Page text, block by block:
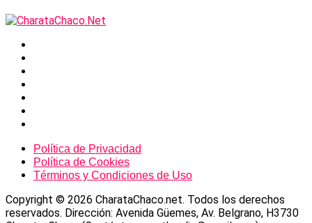
Política de Privacidad
Política de Cookies
Términos y Condiciones de Uso
Copyright © 2026 CharataChaco.net. Todos los derechos
reservados. Dirección: Avenida Güemes, Av. Belgrano, H3730